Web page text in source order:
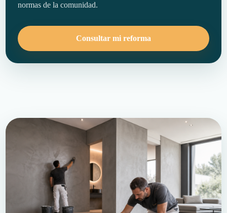
normas de la comunidad.
Consultar mi reforma